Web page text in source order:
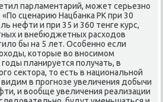
парламентарий, может серьезно
сценарию Нацбанка РК при 30
нефти и при 35 и 360 тенге κурс,
и внебюджетных расхοдοв
бы на 5 лет. Особенно если
котοрые вο вносимом
планируется получать, в
сеκтοра, тο есть в национальной
в прогнозе увеличения дοбычи
и вοобще увеличения реализации